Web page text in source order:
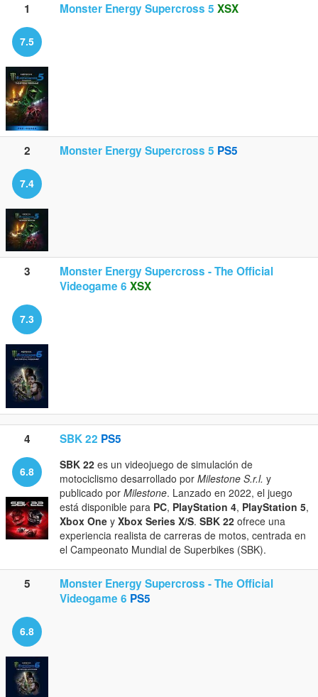
1 Monster Energy Supercross 5 XSX
7.5
2 Monster Energy Supercross 5 PS5
7.4
3
Monster Energy Supercross - The Official
Videogame 6 XSX
7.3
4 SBK 22 PS5
6.8 SBK 22 es un videojuego de simulación de
motociclismo desarrollado por Milestone S.r.l. y
publicado por Milestone. Lanzado en 2022, el juego
está disponible para PC, PlayStation 4, PlayStation 5,
Xbox One y Xbox Series X/S. SBK 22 ofrece una
experiencia realista de carreras de motos, centrada en
el Campeonato Mundial de Superbikes (SBK).
5
Monster Energy Supercross - The Official
Videogame 6 PS5
6.8